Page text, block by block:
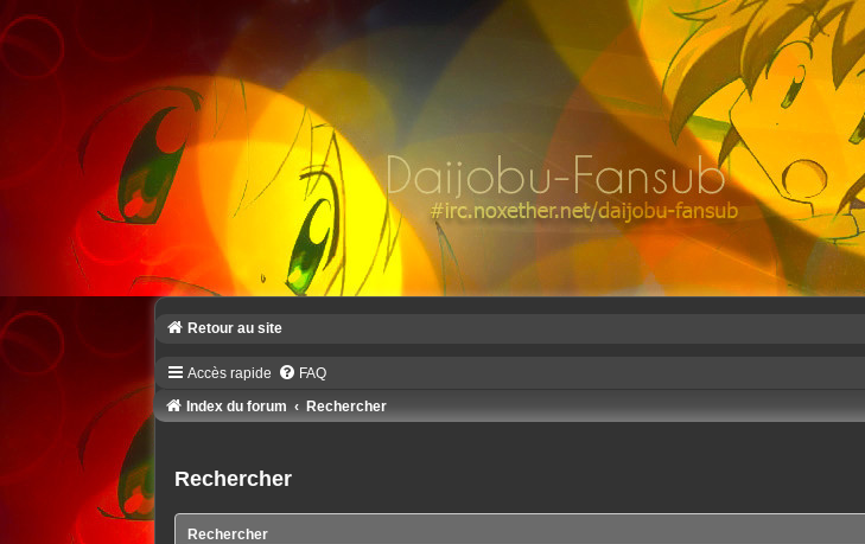
Retour au site
Accès rapide FAQ
Index du forum
Rechercher
Rechercher
Rechercher